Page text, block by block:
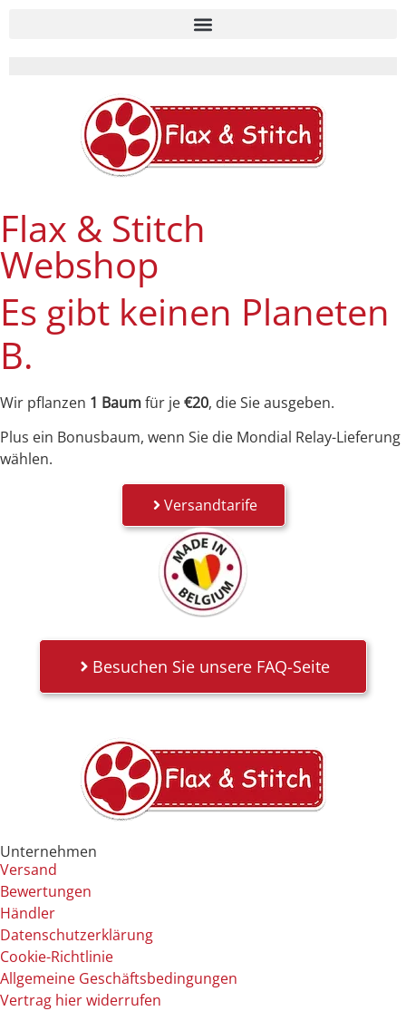
Flax & Stitch
Webshop
Es gibt keinen Planeten
B.
Wir pflanzen 1 Baumfür je€20, die Sie ausgeben.
Plus ein Bonusbaum, wenn Sie die Mondial Relay-Lieferung
wählen.
Versandtarife
Besuchen Sie unsere FAQ-Seite
Unternehmen
Versand
Bewertungen
Händler
Datenschutzerklärung
Cookie-Richtlinie
Allgemeine Geschäftsbedingungen
Vertrag hier widerrufen